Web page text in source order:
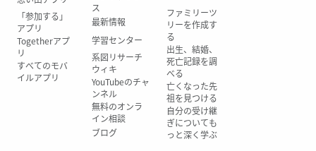
「参加する」
アプリ
Togetherアプ
リ
すべてのモバ
イルアプリ
ス
最新情報
学習センター
系図リサーチ
ウィキ
YouTubeのチャ
ンネル
無料のオンラ
イン相談
ブログ
ファミリーツ
リーを作成す
る
出生、結婚、
死亡記録を調
べる
亡くなった先
祖を見つける
自分の受け継
ぎについても
っと深く学ぶ